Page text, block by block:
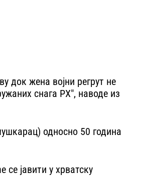
док жена војни регрут не
снага РХ", наводе из
односно 50 година
јавити у хрватску